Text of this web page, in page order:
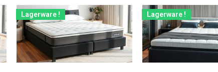
Lagerware ! Lagerware !